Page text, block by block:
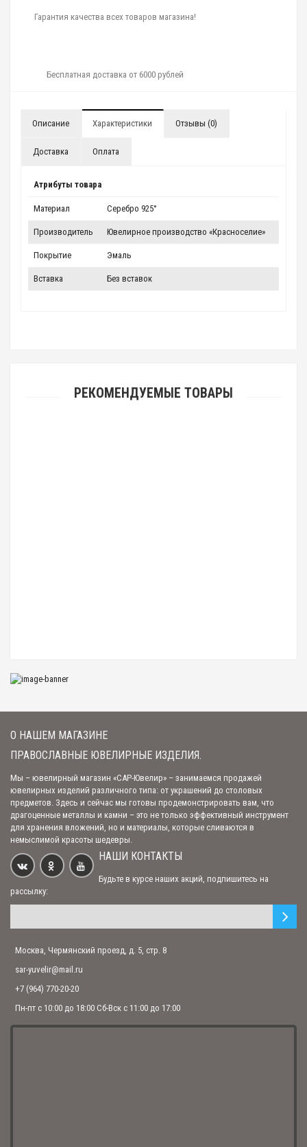
Гарантия качества всех товаров магазина!
Бесплатная доставка от 6000 рублей
Описание Характеристики Отзывы (0)
Доставка Оплата
Атрибуты товара
Материал Серебро 925°
Производитель Ювелирное производство «Красноселие»
Покрытие Эмаль
Вставка Без вставок
РЕКОМЕНДУЕМЫЕ ТОВАРЫ
Нательный крест с Распятием и молитвой «Спаси и сохрани» с зеленой
эмалью
1 645.00 р.
Нательный крест "Распятие Христово" с эмалью
1 950.00 р.
Нательный крест "Голгофа" серебряный
1 150.00 р.
Нательный крест с Распятием и молитвой «Спаси и сохрани» с синий
эмалью
Нательный крест "Распятие Христово" с красной эмалью
1 950.00 р.
О НАШЕМ МАГАЗИНЕ
ПРАВОСЛАВНЫЕ ЮВЕЛИРНЫЕ ИЗДЕЛИЯ.
Мы – ювелирный магазин «САР-Ювелир» – занимаемся продажей
ювелирных изделий различного типа: от украшений до столовых
предметов. Здесь и сейчас мы готовы продемонстрировать вам, что
драгоценные металлы и камни – это не только эффективный инструмент
для хранения вложений, но и материалы, которые сливаются в
немыслимой красоты шедевры.
НАШИ КОНТАКТЫ
Будьте в курсе наших акций, подпишитесь на
рассылку:
Москва, Чермянский проезд, д. 5, стр. 8
sar-yuvelir@mail.ru
+7 (964) 770-20-20
Пн-пт с 10:00 до 18:00 Сб-Вск с 11:00 до 17:00